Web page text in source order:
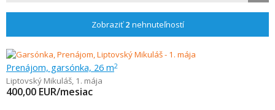
Zobraziť2 nehnuteľností
Prenájom, garsónka, 26 m2
Liptovský Mikuláš, 1. mája
400,00 EUR/mesiac